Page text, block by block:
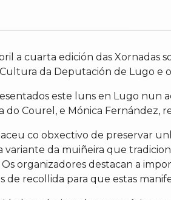
a cuarta edición das Xornadas
da Deputación de Lugo e
este luns en Lugo nun
Courel, e Mónica Fernández,
co obxectivo de preservar
da muiñeira que
organizadores destacan a
recollida para que estas